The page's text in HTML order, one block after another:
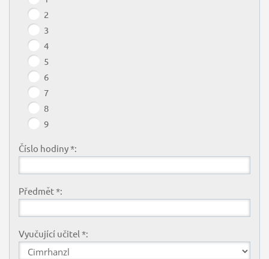
2
3
4
5
6
7
8
9
Číslo hodiny *:
Předmět *:
Vyučující učitel *: